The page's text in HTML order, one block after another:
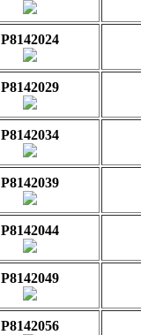
P8142024
P8142029
P8142034
P8142039
P8142044
P8142049
P8142056